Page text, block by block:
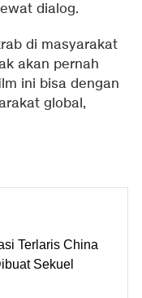
dialog.
di masyarakat
akan pernah
ini bisa dengan
global,
Terlaris China
Sekuel